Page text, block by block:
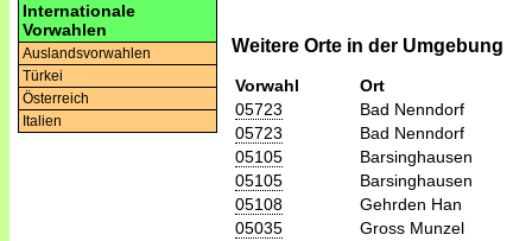
Internationale
Vorwahlen
Auslandsvorwahlen
Türkei
Österreich
Italien
Weitere Orte in der Umgebung
Vorwahl
Ort
05723
Bad Nenndorf
05723
Bad Nenndorf
05105
Barsinghausen
05105
Barsinghausen
05108
Gehrden Han
05035
Gross Munzel